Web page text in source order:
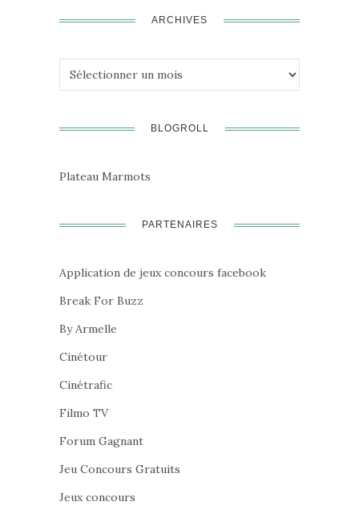
ARCHIVES
Archives
BLOGROLL
Plateau Marmots
PARTENAIRES
Application de jeux concours facebook
Break For Buzz
By Armelle
Cinétour
Cinétrafic
Filmo TV
Forum Gagnant
Jeu Concours Gratuits
Jeux concours